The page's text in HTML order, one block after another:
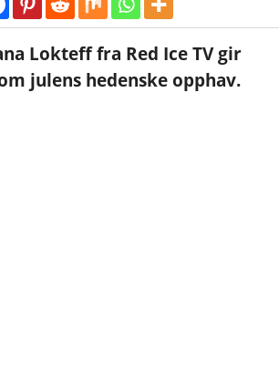
Lokteff fra Red Ice TV gir
julens hedenske opphav.